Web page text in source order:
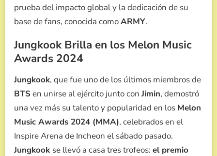
prueba del impacto global y la dedicación de su
base de fans, conocida comoARMY.
Jungkook Brilla en los Melon Music
Awards 2024
Jungkook, que fue uno de los últimos miembros de
BTSen unirse al ejército junto con Jimin, demostró
una vez más su talento y popularidad en los Melon
Music Awards 2024 (MMA), celebrados en el
Inspire Arena de Incheon el sábado pasado.
Jungkook se llevó a casa tres trofeos: el premio